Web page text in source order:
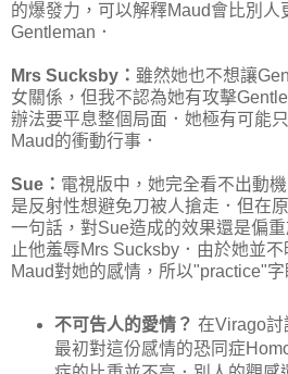
的爆發力，可以解釋Maud會比別人
Gentleman．
Mrs Sucksby： 雖然她也不想讓
女關係，但我不認為她有攻擊
辦法要平息整個局面．她極有可能
Maud的衝動行事．
Sue： 電視版中，她完全看不出動
是反射性想避免刀被人搶走．但在
一句話，對Sue造成的效果還是偏
止他羞辱Mrs Sucksby．由於她並
Maud對她的感情，所以"practice"字
不可告人的愛情？ 在Virago討
最初對這份感情的恐同症